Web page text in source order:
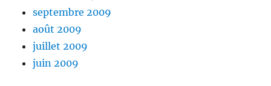
septembre 2009
août 2009
juillet 2009
juin 2009